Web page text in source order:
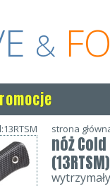
&
strona
nóż
(13RTSM)